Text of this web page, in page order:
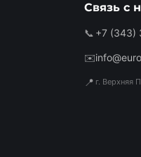
Связь с
📞 +7 (343)
✉️
📍 г. Верхняя